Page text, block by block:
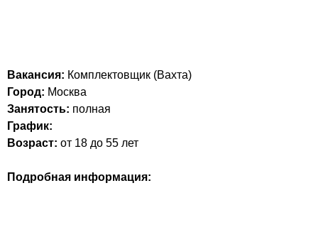
Вакансия: Комплектовщик (Вахта)
Город: Москва
Занятость: полная
График:
Возраст: от 18 до 55 лет
Подробная информация: